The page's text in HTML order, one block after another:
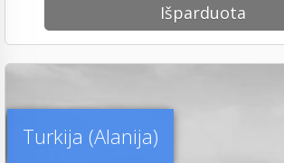
Išparduota
Turkija (Alanija)